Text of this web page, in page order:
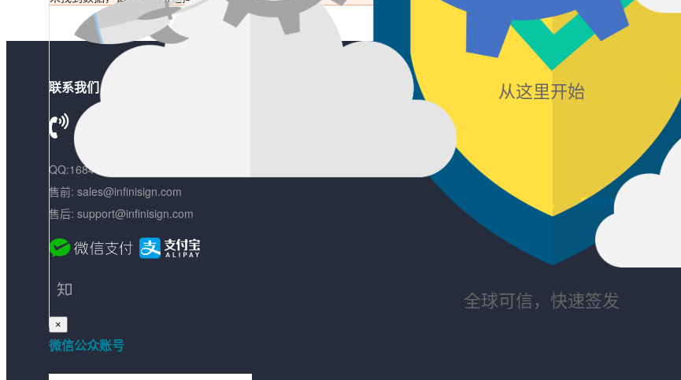
全球可信，快速签发
从这里开始
联系我们
+86 18621392393
QQ:1684041543
售前: sales@infinisign.com
售后: support@infinisign.com
×
微信公众账号